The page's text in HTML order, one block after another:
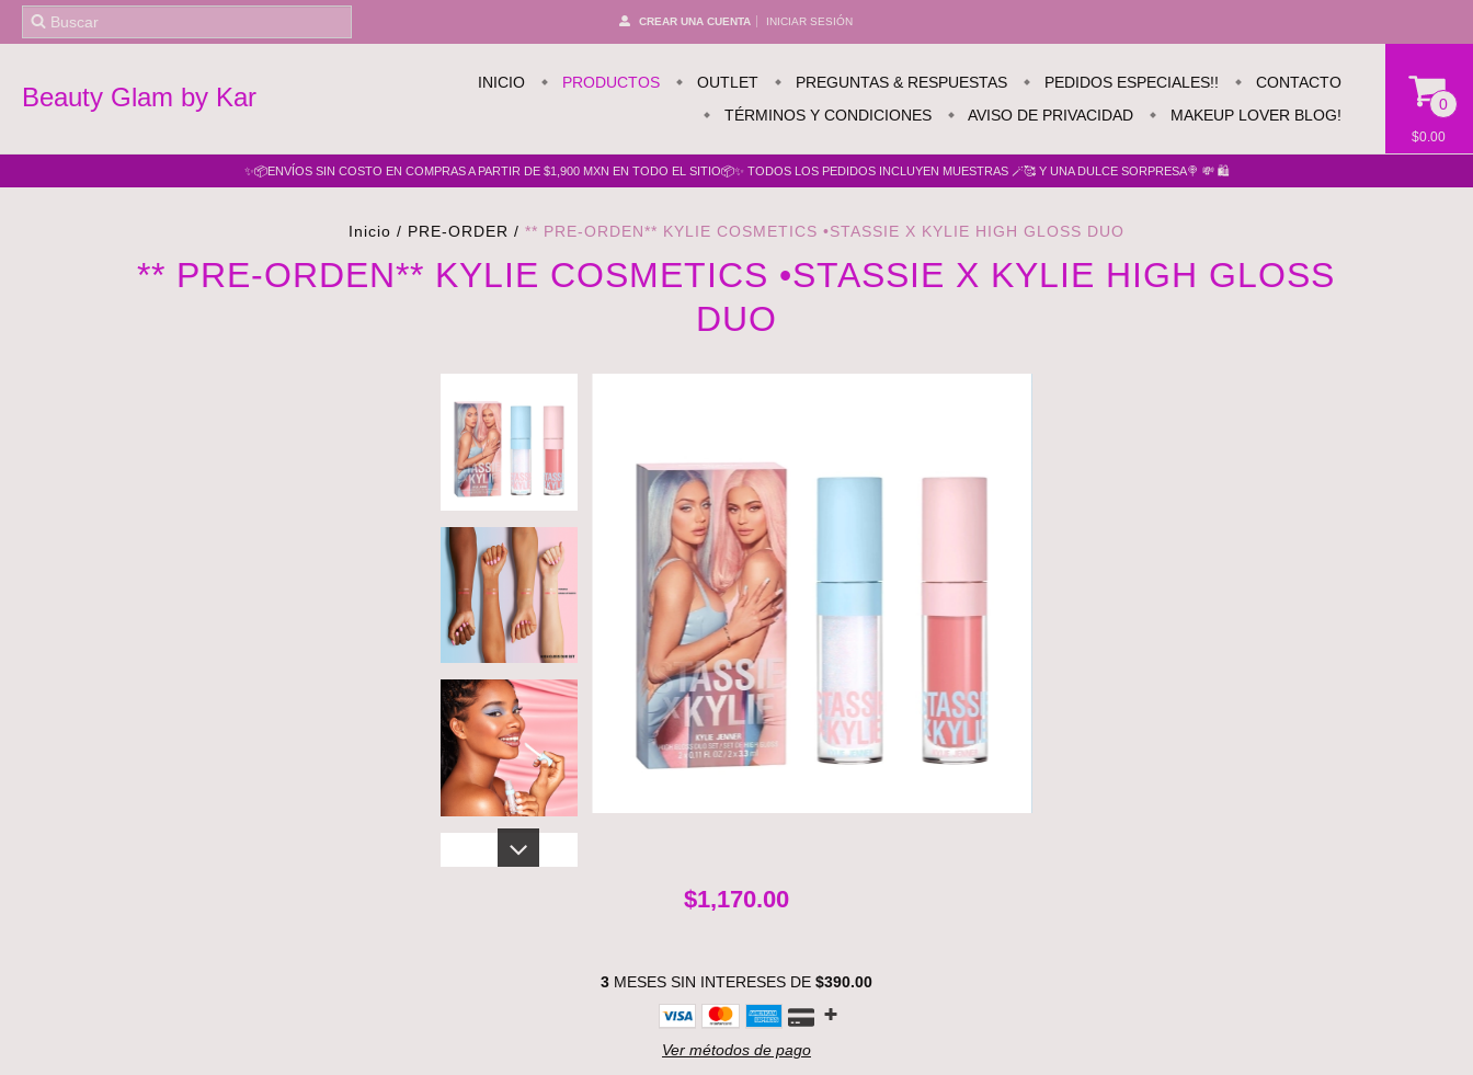
CREAR UNA CUENTA INICIAR SESIÓN
Beauty Glam by Kar INICIO PRODUCTOS OUTLET PREGUNTAS & RESPUESTAS PEDIDOS ESPECIALES!!
CONTACTO
TÉRMINOS Y CONDICIONES
AVISO DE PRIVACIDAD MAKEUP LOVER BLOG!
0
$0.00
✨📦ENVÍOS SIN COSTO EN COMPRAS A PARTIR DE $1,900 MXN EN TODO EL SITIO📦✨ TODOS LOS PEDIDOS INCLUYEN MUESTRAS 🪄🥰 Y UNA DULCE SORPRESA🍭 💸 🛍️
Inicio / PRE-ORDER / ** PRE-ORDEN** KYLIE COSMETICS •STASSIE X KYLIE HIGH GLOSS DUO
** PRE-ORDEN** KYLIE COSMETICS •STASSIE X KYLIE HIGH GLOSS
DUO
$1,170.00
3MESES SIN INTERESES DE $390.00
Ver métodos de pago